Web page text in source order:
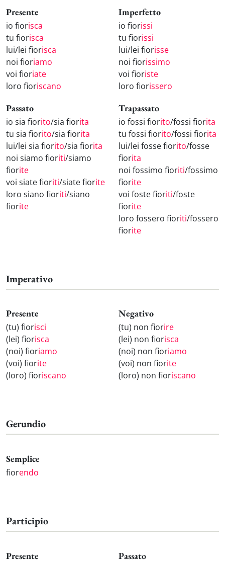
Presente
io fiorisca
tu fiorisca
lui/lei fiorisca
noi fioriamo
voi fioriate
loro fioriscano
Imperfetto
io fiorissi
tu fiorissi
lui/lei fiorisse
noi fiorissimo
voi fioriste
loro fiorissero
Passato
io sia fiorito/sia fiorita
tu sia fiorito/sia fiorita
lui/lei sia fiorito/sia fiorita
noi siamo fioriti/siamo
fiorite
voi siate fioriti/siate fiorite
loro siano fioriti/siano
fiorite
Trapassato
io fossi fiorito/fossi fiorita
tu fossi fiorito/fossi fiorita
lui/lei fosse fiorito/fosse
fiorita
noi fossimo fioriti/fossimo
fiorite
voi foste fioriti/foste
fiorite
loro fossero fioriti/fossero
fiorite
Imperativo
Presente
(tu) fiorisci
(lei) fiorisca
(noi) fioriamo
(voi) fiorite
(loro) fioriscano
Negativo
(tu) non fiorire
(lei) non fiorisca
(noi) non fioriamo
(voi) non fiorite
(loro) non fioriscano
Gerundio
Semplice
fiorendo
Participio
Presente Passato